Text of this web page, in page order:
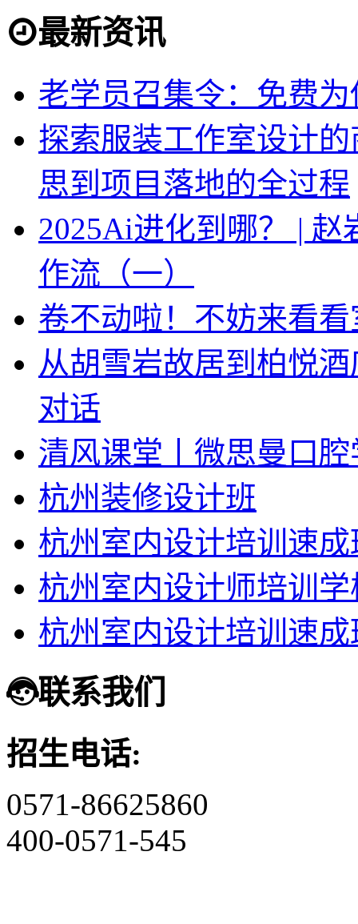
最新资讯
老学员召集令：免费
探索服装工作室设计
思到项目落地的全过程
2025Ai进化到哪？ |
作流（一）
卷不动啦！不妨来看
从胡雪岩故居到柏悦
对话
清风课堂丨微思曼口
杭州装修设计班
杭州室内设计培训速成
杭州室内设计师培训
杭州室内设计培训速成
联系我们
招生电话:
0571-86625860
400-0571-545